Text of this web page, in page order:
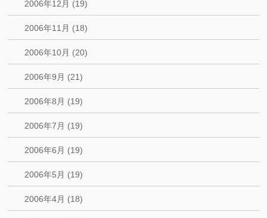
2006年12月 (19)
2006年11月 (18)
2006年10月 (20)
2006年9月 (21)
2006年8月 (19)
2006年7月 (19)
2006年6月 (19)
2006年5月 (19)
2006年4月 (18)